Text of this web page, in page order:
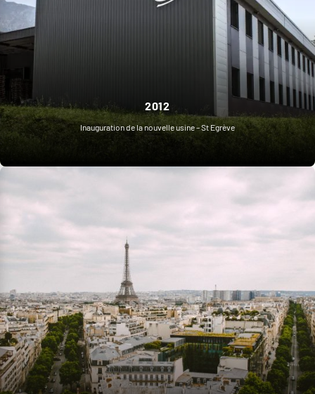
2012
Inauguration de la nouvelle usine – St Egrève